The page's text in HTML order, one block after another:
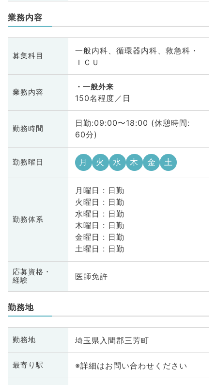
業務内容
募集科目
一般内科、循環器内科、救急科・
ＩＣＵ
業務内容
一般外来
150名程度／日
勤務時間
日勤:09:00〜18:00 (休憩時間:
60分)
勤務曜日 月 火 水 木 金 土
勤務体系
月曜日 : 日勤
火曜日 : 日勤
水曜日 : 日勤
木曜日 : 日勤
金曜日 : 日勤
土曜日 : 日勤
応募資格・
経験
医師免許
勤務地
勤務地 埼玉県入間郡三芳町
最寄り駅 ※詳細はお問い合わせください